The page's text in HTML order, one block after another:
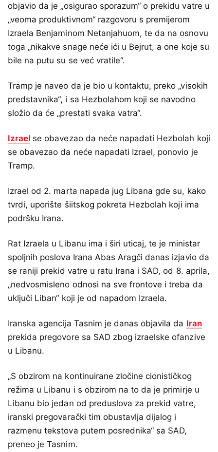
objavio da je „osigurao sporazum“ o prekidu vatre u
„veoma produktivnom“ razgovoru s premijerom
Izraela Benjaminom Netanjahuom, te da na osnovu
toga „nikakve snage neće ići u Bejrut, a one koje su
bile na putu su se već vratile“.
Tramp je naveo da je bio u kontaktu, preko „visokih
predstavnika“, i sa Hezbolahom koji se navodno
složio da će „prestati svaka vatra“.
Izrael se obavezao da neće napadati Hezbolah koji
se obavezao da neće napadati Izrael, ponovio je
Tramp.
Izrael od 2. marta napada jug Libana gde su, kako
tvrdi, uporište šiitskog pokreta Hezbolah koji ima
podršku Irana.
Rat Izraela u Libanu ima i širi uticaj, te je ministar
spoljnih poslova Irana Abas Aragči danas izjavio da
se raniji prekid vatre u ratu Irana i SAD, od 8. aprila,
„nedvosmisleno odnosi na sve frontove i treba da
uključi Liban“ koji je od napadom Izraela.
Iranska agencija Tasnim je danas objavila da Iran
prekida pregovore sa SAD zbog izraelske ofanzive
u Libanu.
„S obzirom na kontinuirane zločine cionističkog
režima u Libanu i s obzirom na to da je primirje u
Libanu bio jedan od preduslova za prekid vatre,
iranski pregovarački tim obustavlja dijalog i
razmenu tekstova putem posrednika“ sa SAD,
preneo je Tasnim.